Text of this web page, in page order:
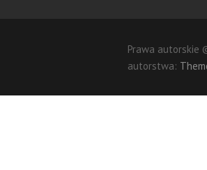
Prawa autorskie
autorstwa: